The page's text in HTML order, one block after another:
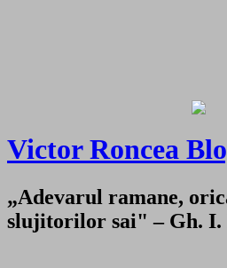
Victor Roncea
„Adevarul ramane,
slujitorilor sai" – Gh. I.